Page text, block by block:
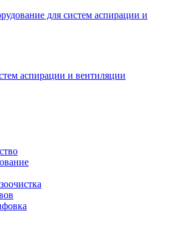
для систем аспирации и
аспирации и вентиляции